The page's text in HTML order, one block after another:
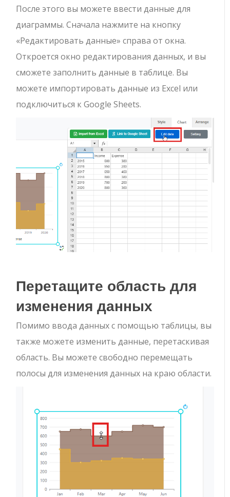
После этого вы можете ввести данные для
диаграммы. Сначала нажмите на кнопку
«Редактировать данные» справа от окна.
Откроется окно редактирования данных, и вы
сможете заполнить данные в таблице. Вы
можете импортировать данные из Excel или
подключиться к Google Sheets.
Перетащите область для
изменения данных
Помимо ввода данных с помощью таблицы, вы
также можете изменить данные, перетаскивая
область. Вы можете свободно перемещать
полосы для изменения данных на краю области.